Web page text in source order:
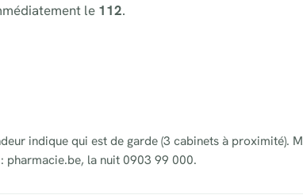
le 112.
indique qui est de garde (3 cabinets à proximité).
pharmacie.be, la nuit 0903 99 000.